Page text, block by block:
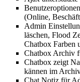
(Online,
Admin
läschen, Flood
Chatbox Farben
Chatbox Archiv
Chatbox zeigt
kännen im